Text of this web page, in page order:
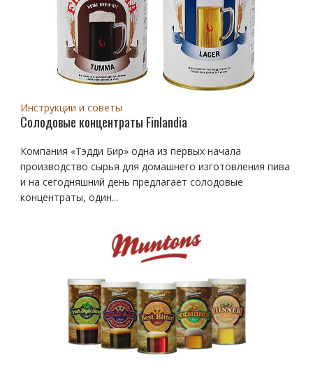
Инструкции и советы
Солодовые концентраты Finlandia
Компания «Тэдди Бир» одна из первых начала
производство сырья для домашнего изготовления пива
и на сегодняшний день предлагает солодовые
концентраты, один...